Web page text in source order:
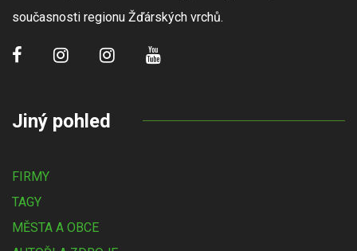
současnosti regionu Žďárských vrchů.
Jiný pohled
FIRMY
TAGY
MĚSTA A OBCE